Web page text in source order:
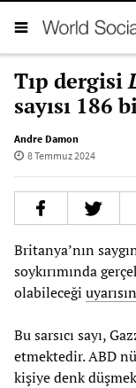
Tıp dergisi
sayısı 186
Andre Damon
8 Temmuz 2024
Britanya’nın
soykırımında
olabileceği
Bu sarsıcı sayı,
etmektedir. ABD
kişiye denk